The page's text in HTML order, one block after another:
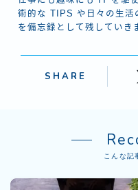
術的な TIPS や日々の生活
を備忘録として残していき
SHARE
こんな記